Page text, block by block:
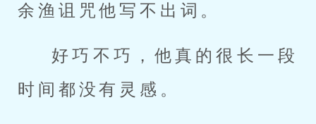
余渔诅咒他写不出词。
好巧不巧，他真的很长一段
时间都没有灵感。